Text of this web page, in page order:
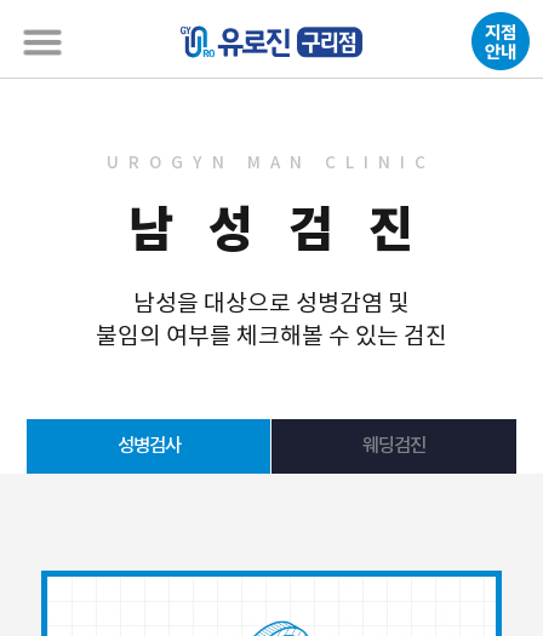
UROGYN MAN CLINIC
남 성 검 진
남성을 대상으로 성병감염 및
불임의 여부를 체크해볼 수 있는 검진
성병검사 웨딩검진